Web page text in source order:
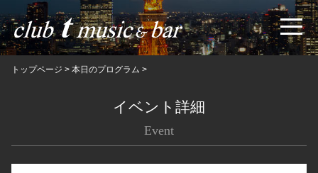
トップページ > 本日のプログラム >
イベント詳細
Event